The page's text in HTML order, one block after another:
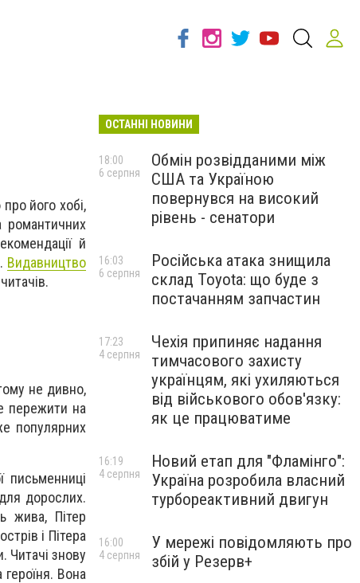
його хобі,
романтичних
й
Видавництво
не дивно,
пережити на
популярних
письменниці
дорослих.
жива, Пітер
і Пітера
Читачі знову
Вона
ОСТАННІ НОВИНИ
Обмін розвідданими між
США та Україною
повернувся на високий
рівень - сенатори
18:00
6 серпня
Російська атака знищила
склад Toyota: що буде з
постачанням запчастин
16:03
6 серпня
Чехія припиняє надання
тимчасового захисту
українцям, які ухиляються
від військового обов'язку:
як це працюватиме
17:23
4 серпня
Новий етап для "Фламінго":
Україна розробила власний
турбореактивний двигун
16:19
4 серпня
У мережі повідомляють про
збій у Резерв+
16:00
4 серпня